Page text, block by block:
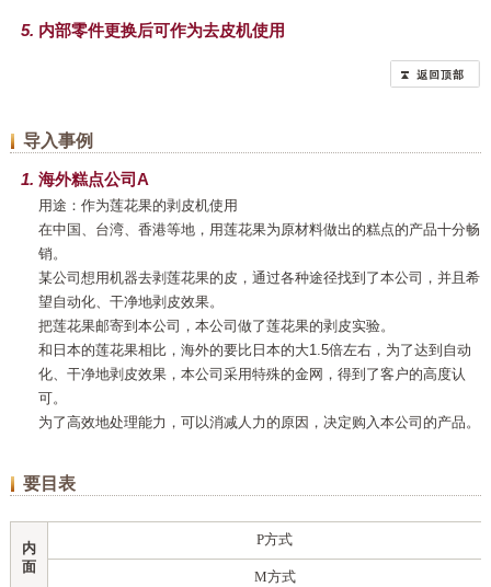
内部零件更换后可作为去皮机使用
导入事例
海外糕点公司A
用途：作为莲花果的剥皮机使用
在中国、台湾、香港等地，用莲花果为原材料做出的糕点的产品十分畅
销。
某公司想用机器去剥莲花果的皮，通过各种途径找到了本公司，并且希
望自动化、干净地剥皮效果。
把莲花果邮寄到本公司，本公司做了莲花果的剥皮实验。
和日本的莲花果相比，海外的要比日本的大1.5倍左右，为了达到自动
化、干净地剥皮效果，本公司采用特殊的金网，得到了客户的高度认
可。
为了高效地处理能力，可以消减人力的原因，决定购入本公司的产品。
要目表
内
面
P方式
M方式